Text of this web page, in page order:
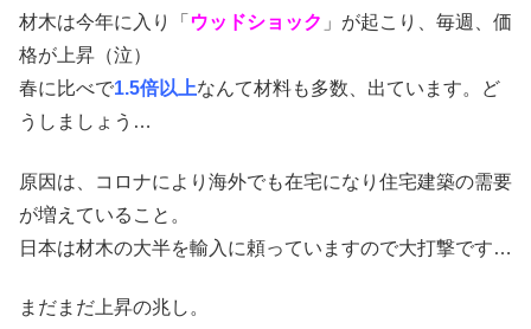
材木は今年に入り「 ウッドショック 」が起こり、毎週、価
格が上昇（泣）
春に比べで1.5倍以上なんて材料も多数、出ています。ど
うしましょう…
原因は、コロナにより海外でも在宅になり住宅建築の需要
が増えていること。
日本は材木の大半を輸入に頼っていますので大打撃です…
まだまだ上昇の兆し。